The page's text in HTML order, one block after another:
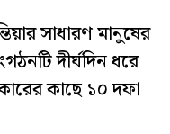
সাধারণ মানুষের
দীর্ঘদিন ধরে
কাছে ১০ দফা